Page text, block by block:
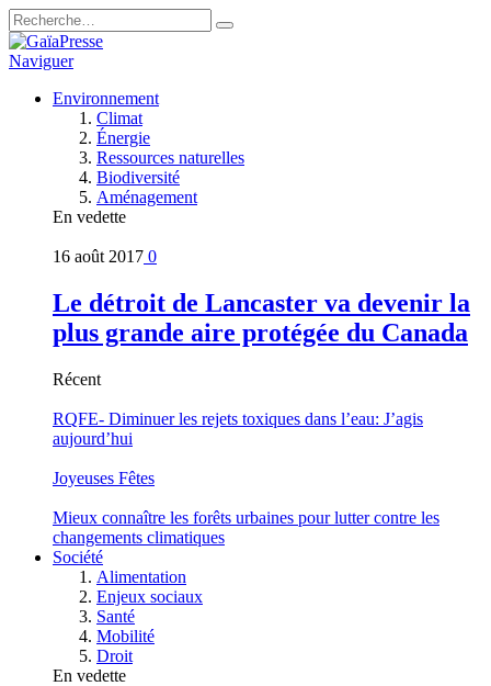
Naviguer
Environnement
Climat
Énergie
Ressources naturelles
Biodiversité
Aménagement
En vedette
16 août 2017 0
Le détroit de Lancaster va devenir la
plus grande aire protégée du Canada
Récent
RQFE- Diminuer les rejets toxiques dans l’eau: J’agis
aujourd’hui
Joyeuses Fêtes
Mieux connaître les forêts urbaines pour lutter contre les
changements climatiques
Société
Alimentation
Enjeux sociaux
Santé
Mobilité
Droit
En vedette